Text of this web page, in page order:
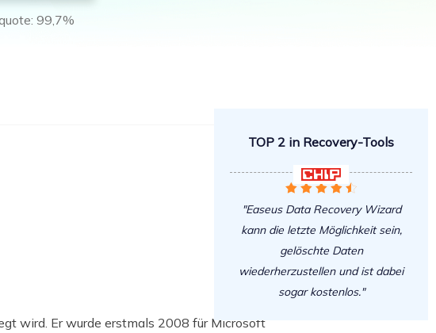
EaseUS VoiceWave
Stimme in Echtzeit ändern
Ringtone Editor
Klingeltöne für iPhone erstellen
Vocal Remover (Online)
Gesang kostenlos online entfernen
99,7%
wird. Er wurde erstmals 2008 für Microsoft
TOP 2 in Recovery-Tools

    
"Easeus Data Recovery Wizard
kann die letzte Möglichkeit sein,
gelöschte Daten
wiederherzustellen und ist dabei
sogar kostenlos."